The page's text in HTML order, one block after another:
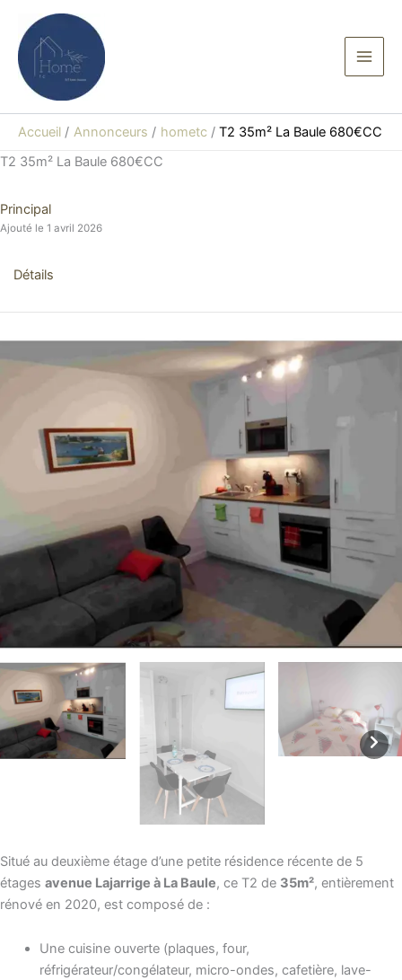
contenu
Accueil Annonceurs hometc
T2 35m² La Baule 680€CC
T2 35m² La Baule 680€CC
Principal
Ajouté le 1 avril 2026
Détails
Situé au deuxième étage d’une petite résidence récente de 5
étages avenue Lajarrige à La Baule, ce T2 de 35m², entièrement
rénové en 2020, est composé de :
Une cuisine ouverte (plaques, four,
réfrigérateur/congélateur, micro-ondes, cafetière, lave-